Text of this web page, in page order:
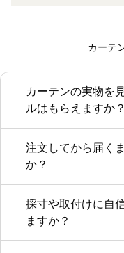
カーテ
カーテンの実物を
ルはもらえますか？
注文してから届く
か？
採寸や取付けに自
ますか？